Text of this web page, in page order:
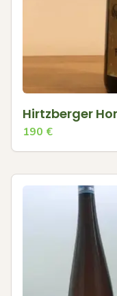
Hirtzberger
190 €